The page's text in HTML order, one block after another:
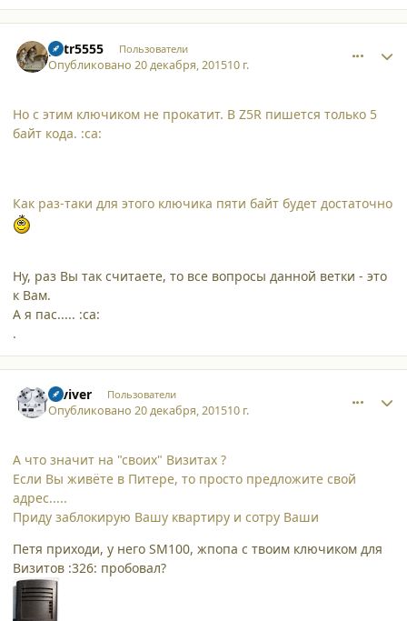
petr5555 Пользователи
Опубликовано20 декабря, 201510 г.
Но с этим ключиком не прокатит. В Z5R пишется только 5
байт кода. :ca:
Как раз-таки для этого ключика пяти байт будет достаточно
Ну, раз Вы так считаете, то все вопросы данной ветки - это
к Вам.
А я пас..... :ca:
.
reviver Пользователи
Опубликовано20 декабря, 201510 г.
А что значит на "своих" Визитах ?
Если Вы живёте в Питере, то просто предложите свой
адрес.....
Приду заблокирую Вашу квартиру и сотру Ваши
Петя приходи, у него SM100, жпопа с твоим ключиком для
Визитов :326: пробовал?